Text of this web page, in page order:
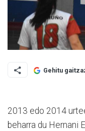
Gehitu
2013 edo 2014
beharra du Hernani